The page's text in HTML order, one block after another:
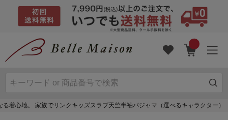
着心地。 家族でリンクキッズスラブ天竺半袖パジャマ（選べるキャラクター）